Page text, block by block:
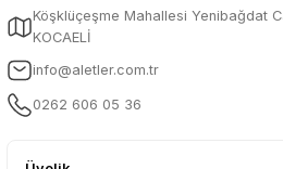
A... A... | 23/04/2026
13.04.2026 tarihinde Aletler.com
sorunsuz bir şekilde tarafıma ulaştı çok
B... C... | 13/04/2026
Köşklüçeşme Mahallesi Yenibağdat
KOCAELİ
info@aletler.com.tr
0262 606 05 36